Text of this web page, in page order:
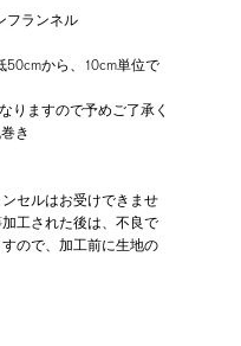
フランネル
から、10cm単位で
りますので予めご了承く
き
セルはお受けできませ
工された後は、不良で
ので、加工前に生地の